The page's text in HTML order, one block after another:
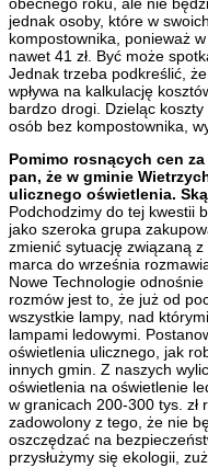
jednak osoby, które w
kompostownika, ponieważ
nawet 41 zł. Być może
Jednak trzeba podkreślić,
wpływa na kalkulację
bardzo drogi. Dzieląc
osób bez kompostownika,
Pomimo rosnących cen
pan, że w gminie
ulicznego oświetlenia.
Podchodzimy do tej kwestii
jako szeroka grupa
zmienić sytuację związaną
marca do września
Nowe Technologie
rozmów jest to, że już od
wszystkie lampy, nad
lampami ledowymi.
oświetlenia ulicznego, jak
innych gmin. Z naszych
oświetlenia na oświetlenie
w granicach 200-300 tys.
zadowolony z tego, że nie
oszczędzać na
przysłużymy się ekologii,